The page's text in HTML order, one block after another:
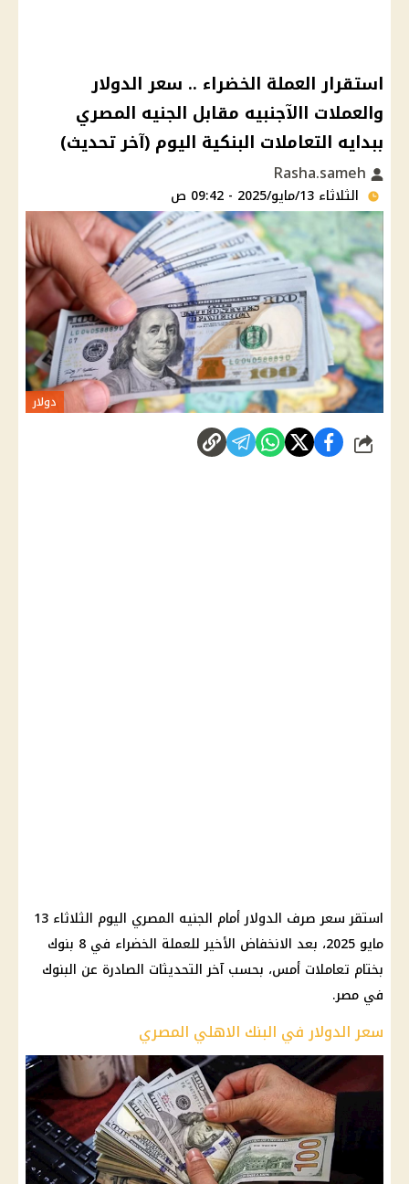
استقرار العملة الخضراء .. سعر الدولار
والعملات االآجنبيه مقابل الجنيه المصري
ببدايه التعاملات البنكية اليوم (آخر تحديث)
الثلاثاء 13/مايو/2025 - 09:42 ص
دولار
شارك
استقر سعر صرف الدولار أمام الجنيه المصري اليوم الثلاثاء 13
مايو 2025، بعد الانخفاض الأخير للعملة الخضراء في 8 بنوك
بختام تعاملات أمس، بحسب آخر التحديثات الصادرة عن البنوك
في مصر.
سعر الدولار في البنك الاهلي المصري